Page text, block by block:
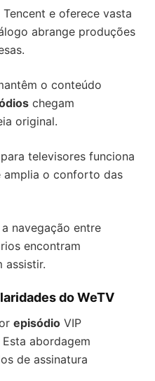
e oferece vasta
abrange produções
o conteúdo
chegam
original.
televisores funciona
amplia o conforto das
navegação entre
encontram
assistir.
do WeTV
episódio VIP
abordagem
de assinatura